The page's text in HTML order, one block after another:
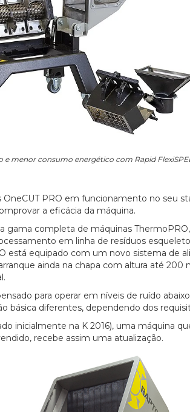
e menor consumo energético com Rapid
OneCUT PRO em funcionamento no seu
a eficácia da máquina.
gama completa de máquinas
em linha de resíduos
equipado com um novo sistema de
ainda na chapa com altura até 200
para operar em níveis de ruído
básica diferentes, dependendo dos
inicialmente na K 2016), uma máquina
recebe assim uma atualização.